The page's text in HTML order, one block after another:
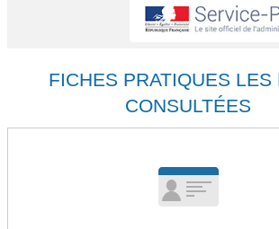
FICHES PRATIQUES LES
CONSULTÉES